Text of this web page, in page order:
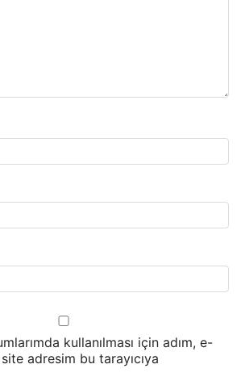
kullanılması için adım, e-
adresim bu tarayıcıya